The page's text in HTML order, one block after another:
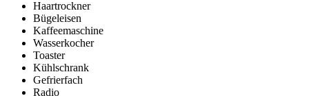
Haartrockner
Bügeleisen
Kaffeemaschine
Wasserkocher
Toaster
Kühlschrank
Gefrierfach
Radio